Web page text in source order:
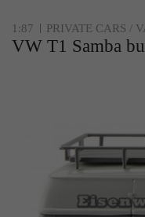
1:87 PRIVATE CARS /
VW T1 Samba